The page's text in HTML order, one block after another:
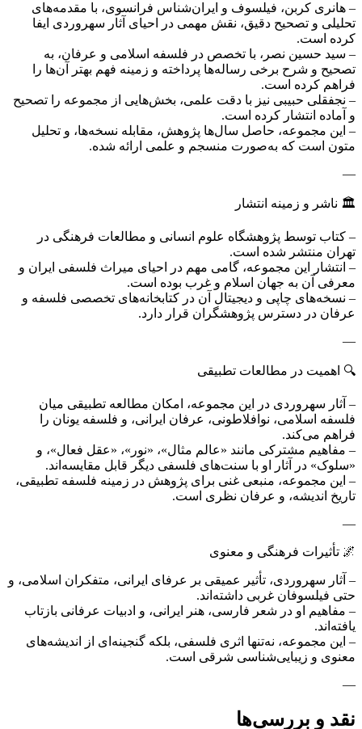
– هانری کربن، فیلسوف و ایران‌شناس فرانسوی، با مقدمه‌های
تحلیلی و تصحیح دقیق، نقش مهمی در احیای آثار سهروردی ایفا
کرده است.
– سید حسین نصر، با تخصص در فلسفه اسلامی و عرفان، به
تصحیح و شرح برخی رساله‌ها پرداخته و زمینه فهم بهتر آن‌ها را
فراهم کرده است.
– نجفقلی حبیبی نیز با دقت علمی، بخش‌هایی از مجموعه را تصحیح
و آماده انتشار کرده است.
– این مجموعه، حاصل سال‌ها پژوهش، مقابله نسخه‌ها، و تحلیل
متون است که به‌صورت منسجم و علمی ارائه شده.
—
🏛️ ناشر و زمینه انتشار
– کتاب توسط پژوهشگاه علوم انسانی و مطالعات فرهنگی در
تهران منتشر شده است.
– انتشار این مجموعه، گامی مهم در احیای میراث فلسفی ایران و
معرفی آن به جهان اسلام و غرب بوده است.
– نسخه‌های چاپی و دیجیتال آن در کتابخانه‌های تخصصی فلسفه و
عرفان در دسترس پژوهشگران قرار دارد.
—
🔍 اهمیت در مطالعات تطبیقی
– آثار سهروردی در این مجموعه، امکان مطالعه تطبیقی میان
فلسفه اسلامی، نوافلاطونی، عرفان ایرانی، و فلسفه یونان را
فراهم می‌کند.
– مفاهیم مشترکی مانند «عالم مثال»، «نور»، «عقل فعال»، و
«سلوک» در آثار او با سنت‌های فلسفی دیگر قابل مقایسه‌اند.
– این مجموعه، منبعی غنی برای پژوهش در زمینه فلسفه تطبیقی،
تاریخ اندیشه، و عرفان نظری است.
—
🌌 تأثیرات فرهنگی و معنوی
– آثار سهروردی، تأثیر عمیقی بر عرفای ایرانی، متفکران اسلامی، و
حتی فیلسوفان غربی داشته‌اند.
– مفاهیم او در شعر فارسی، هنر ایرانی، و ادبیات عرفانی بازتاب
یافته‌اند.
– این مجموعه، نه‌تنها اثری فلسفی، بلکه گنجینه‌ای از اندیشه‌های
معنوی و زیبایی‌شناسی شرقی است.
—
نقد و بررسی‌ها